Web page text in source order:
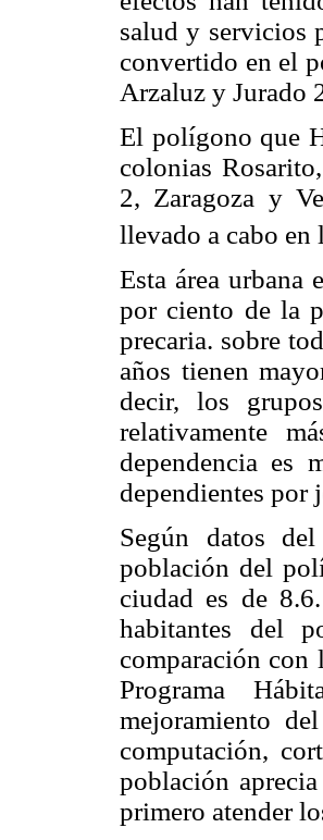
salud y servicios
convertido en el
Arzaluz y Jurado
El polígono que
colonias
2, Zaragoza y
llevado a cabo
Esta área urbana
por ciento de la
precaria. sobre
años tienen
decir, los
relativamente
dependencia es
dependientes por
Según datos
población del
ciudad es de
habitantes del
comparación con
Programa
mejoramiento
computación,
población
primero atender